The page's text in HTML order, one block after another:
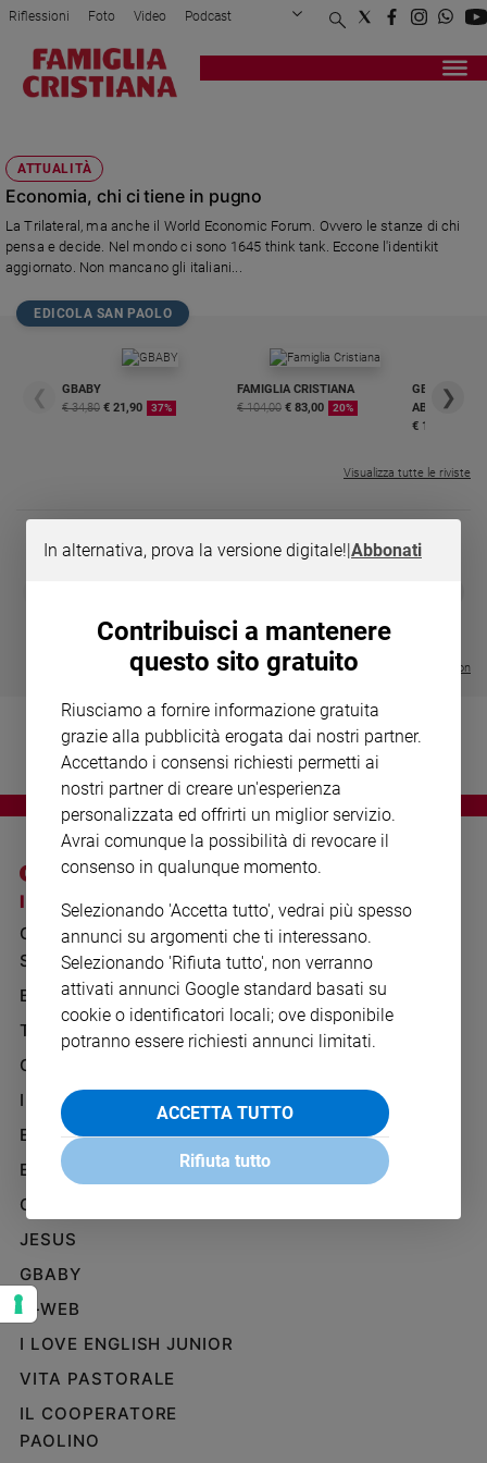
Attualità
Politica
Mondo
Economia
Legalità
e
giustizia
Sport
Papa
Chiesa
giorno
giorno
Società
e
valori
Ambiente
Creato
Volontariato
Diritti
Aziende
di
valore
della
settimana
Migranti
Diversità
e
inclusione
Costume
Cultura
e
Riflessioni Foto Video Podcast
Privacy Policy Chi siamo
Registrati Redazione
ATTUALITÀ
Economia, chi ci tiene in pugno
La Trilateral, ma anche il World Economic Forum. Ovvero le stanze di chi
pensa e decide. Nel mondo ci sono 1645 think tank. Eccone l'identikit
aggiornato. Non mancano gli italiani...
EDICOLA SAN PAOLO
❮
GBABY
€ 34,80 € 21,90 37%
FAMIGLIA CRISTIANA
€ 104,00 € 83,00 20%
GBABY
€ 16,99
❯
Visualizza tutte le riviste
- VOL DA 1 AL 5
€ 64,50
Visualizza tutte le collection
I SITI SAN PAOLO
GRUPPO EDITORIALE
SAN PAOLO
BENESSERE
TELENOVA
GAZZETTA D'ALBA
IL GIORNALINO
EDICOLA SAN PAOLO
EDIZIONI SAN PAOLO
CREDERE
JESUS
GBABY
G-WEB
I LOVE ENGLISH JUNIOR
VITA PASTORALE
IL COOPERATORE
PAOLINO
NOTE LEGALI
PRIVACY POLICY
INFORMATIVA
WHISTLEBLOWING
SOCIAL
In alternativa, prova la versione digitale!|Abbonati
Contribuisci a mantenere
questo sito gratuito
Riusciamo a fornire informazione gratuita
grazie alla pubblicità erogata dai nostri partner.
Accettando i consensi richiesti permetti ai
nostri partner di creare un'esperienza
personalizzata ed offrirti un miglior servizio.
Avrai comunque la possibilità di revocare il
consenso in qualunque momento.
Selezionando 'Accetta tutto', vedrai più spesso
annunci su argomenti che ti interessano.
Selezionando 'Rifiuta tutto', non verranno
attivati annunci Google standard basati su
cookie o identificatori locali; ove disponibile
potranno essere richiesti annunci limitati.
ACCETTA TUTTO
Rifiuta tutto